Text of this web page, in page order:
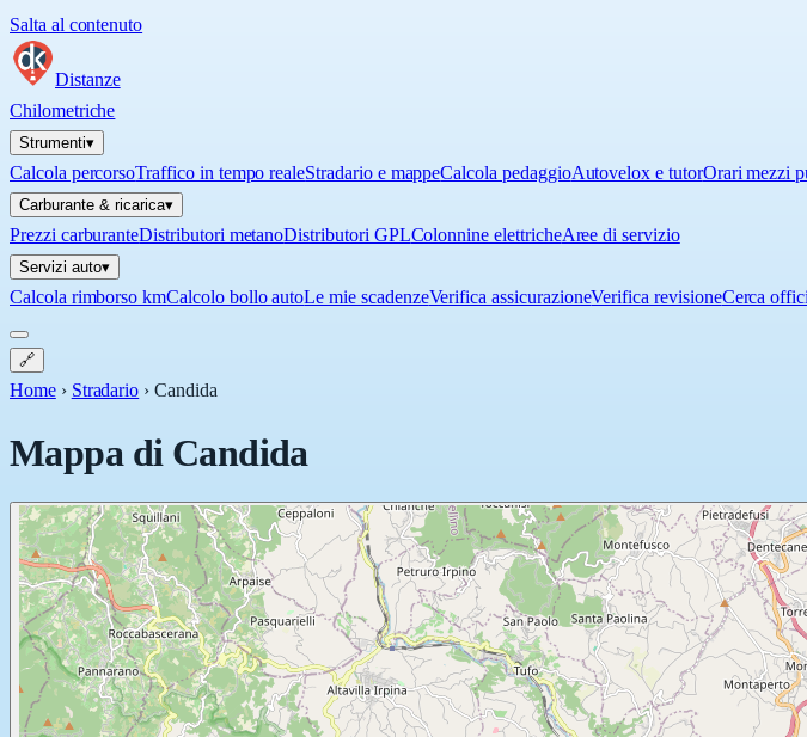
Salta al contenuto
Distanze
Chilometriche
Strumenti▾
Calcola percorsoTraffico in tempo realeStradario e mappeCalcola pedaggioAutovelox e tutorOrari mezzi
Carburante & ricarica▾
Prezzi carburanteDistributori metanoDistributori GPLColonnine elettricheAree di servizio
Servizi auto▾
Calcola rimborso kmCalcolo bollo autoLe mie scadenzeVerifica assicurazioneVerifica revisioneCerca
🔗
Home › Stradario ›Candida
Mappa di Candida